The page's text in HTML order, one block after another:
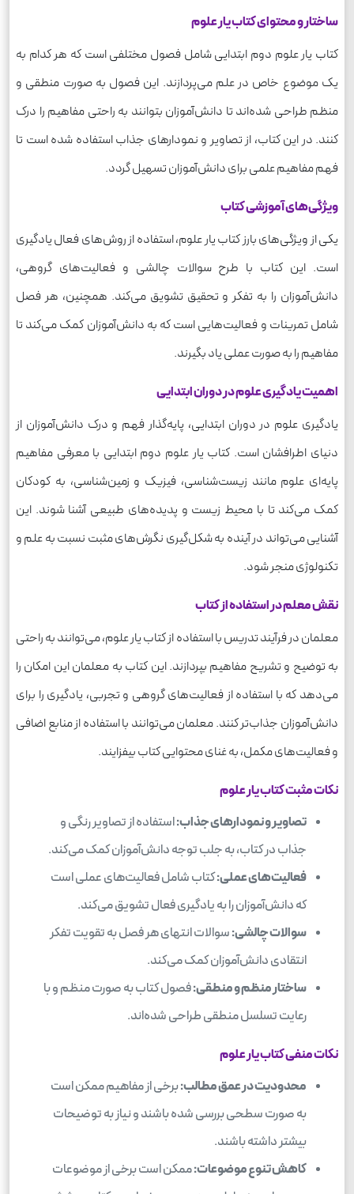
ساختار و محتوای کتاب یار علوم
کتاب یار علوم دوم ابتدایی شامل فصول مختلفی است که هر کدام به
یک موضوع خاص در علم می‌پردازند. این فصول به صورت منطقی و
منظم طراحی شده‌اند تا دانش‌آموزان بتوانند به راحتی مفاهیم را درک
کنند. در این کتاب، از تصاویر و نمودارهای جذاب استفاده شده است تا
فهم مفاهیم علمی برای دانش‌آموزان تسهیل گردد.
ویژگی‌های آموزشی کتاب
یکی از ویژگی‌های بارز کتاب یار علوم، استفاده از روش‌های فعال یادگیری
است. این کتاب با طرح سوالات چالشی و فعالیت‌های گروهی،
دانش‌آموزان را به تفکر و تحقیق تشویق می‌کند. همچنین، هر فصل
شامل تمرینات و فعالیت‌هایی است که به دانش‌آموزان کمک می‌کند تا
مفاهیم را به صورت عملی یاد بگیرند.
اهمیت یادگیری علوم در دوران ابتدایی
یادگیری علوم در دوران ابتدایی، پایه‌گذار فهم و درک دانش‌آموزان از
دنیای اطرافشان است. کتاب یار علوم دوم ابتدایی با معرفی مفاهیم
پایه‌ای علوم مانند زیست‌شناسی، فیزیک و زمین‌شناسی، به کودکان
کمک می‌کند تا با محیط زیست و پدیده‌های طبیعی آشنا شوند. این
آشنایی می‌تواند در آینده به شکل‌گیری نگرش‌های مثبت نسبت به علم و
تکنولوژی منجر شود.
نقش معلم در استفاده از کتاب
معلمان در فرآیند تدریس با استفاده از کتاب یار علوم، می‌توانند به راحتی
به توضیح و تشریح مفاهیم بپردازند. این کتاب به معلمان این امکان را
می‌دهد که با استفاده از فعالیت‌های گروهی و تجربی، یادگیری را برای
دانش‌آموزان جذاب‌تر کنند. معلمان می‌توانند با استفاده از منابع اضافی
و فعالیت‌های مکمل، به غنای محتوایی کتاب بیفزایند.
نکات مثبت کتاب یار علوم
تصاویر و نمودارهای جذاب:استفاده از تصاویر رنگی و
جذاب در کتاب، به جلب توجه دانش‌آموزان کمک می‌کند.
فعالیت‌های عملی:کتاب شامل فعالیت‌های عملی است
که دانش‌آموزان را به یادگیری فعال تشویق می‌کند.
سوالات چالشی:سوالات انتهای هر فصل به تقویت تفکر
انتقادی دانش‌آموزان کمک می‌کند.
ساختار منظم و منطقی:فصول کتاب به صورت منظم و با
رعایت تسلسل منطقی طراحی شده‌اند.
نکات منفی کتاب یار علوم
محدودیت در عمق مطالب:برخی از مفاهیم ممکن است
به صورت سطحی بررسی شده باشند و نیاز به توضیحات
بیشتر داشته باشند.
کاهش تنوع موضوعات:ممکن است برخی از موضوعات